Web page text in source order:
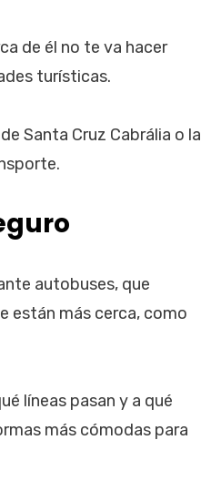
de él no te va hacer
turísticas.
Santa Cruz Cabrália o la
autobuses, que
están más cerca, como
líneas pasan y a qué
más cómodas para